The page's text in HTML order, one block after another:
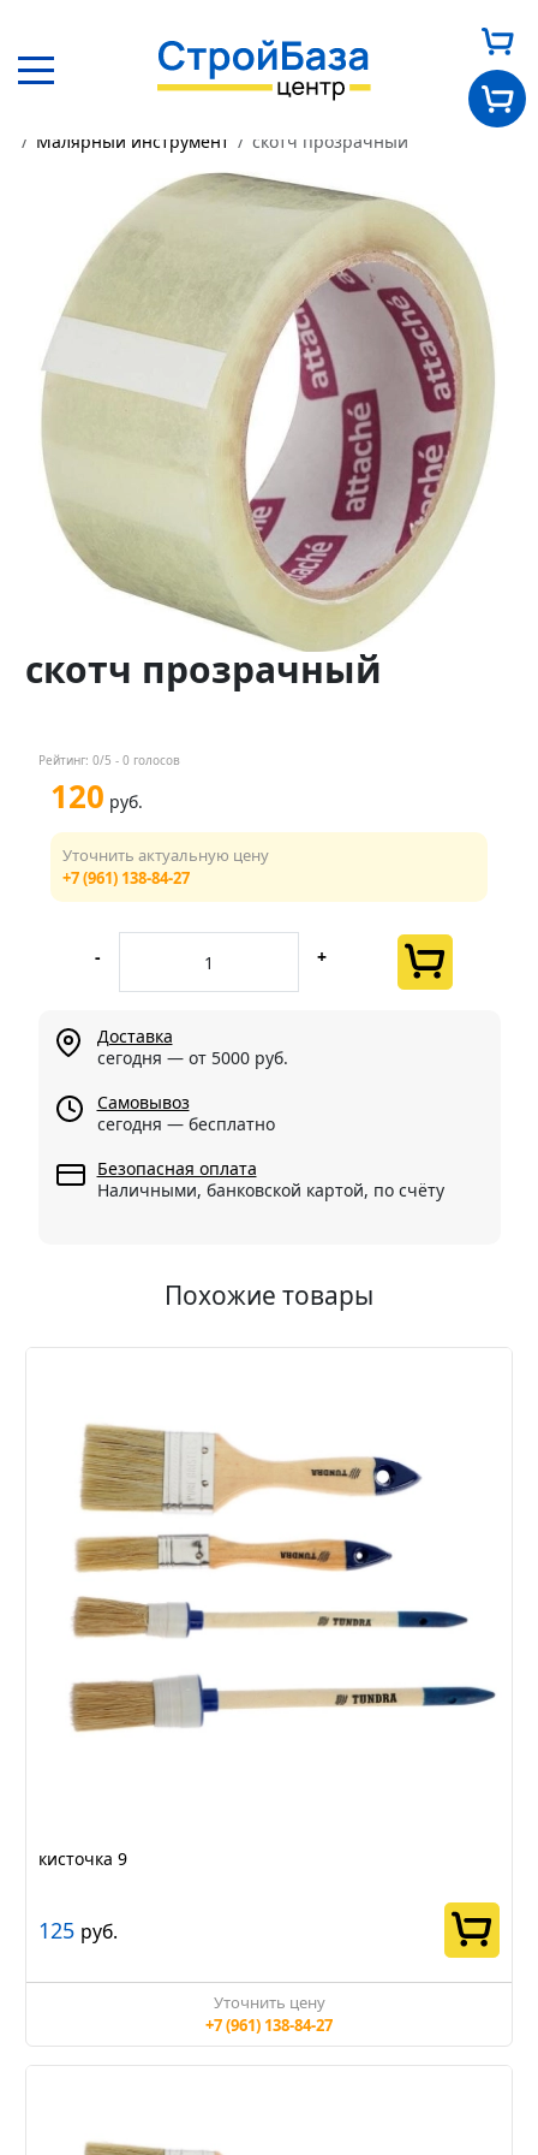
О нас
Каталог
Оплата и доставка
Новости
Контакты
+7 (961) 138-84-27
Малярный инструмент
скотч прозрачный
скотч прозрачный
Рейтинг: 0/5 - 0 голосов
120 руб.
Уточнить актуальную цену
+7 (961) 138-84-27
- +
Доставка
сегодня — от 5000 руб.
Самовывоз
сегодня — бесплатно
Безопасная оплата
Наличными, банковской картой, по счёту
Похожие товары
кисточка 9
125 руб.
Уточнить цену
+7 (961) 138-84-27